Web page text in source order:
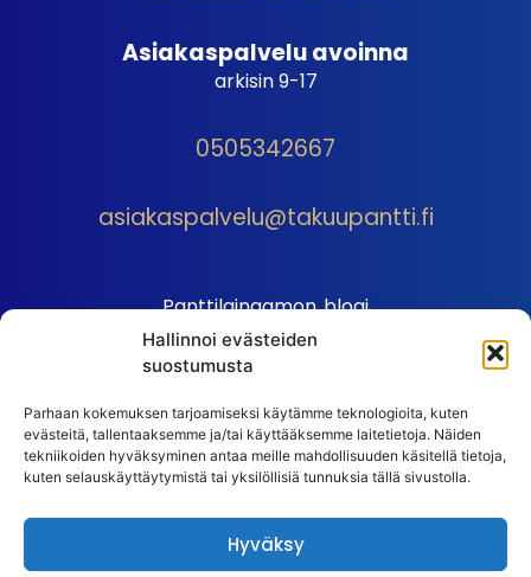
Hallinnoi evästeiden
suostumusta
Parhaan kokemuksen tarjoamiseksi käytämme teknologioita, kuten
evästeitä, tallentaaksemme ja/tai käyttääksemme laitetietoja. Näiden
tekniikoiden hyväksyminen antaa meille mahdollisuuden käsitellä tietoja,
kuten selauskäyttäytymistä tai yksilöllisiä tunnuksia tällä sivustolla.
Hyväksy
Asiakaspalvelu avoinna
arkisin 9-17
0505342667
asiakaspalvelu@takuupantti.fi
Panttilainaamon blogi
Palveluhinnasto
Sopimusehdot
Autopantin sopimusehdot
Henkilötiedot
Huutokauppasäännöt
Usein kysytyt kysymykset